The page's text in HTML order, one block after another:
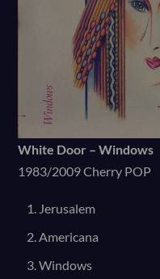
White Door – Windows
1983/2009 Cherry POP
Jerusalem
Americana
Windows